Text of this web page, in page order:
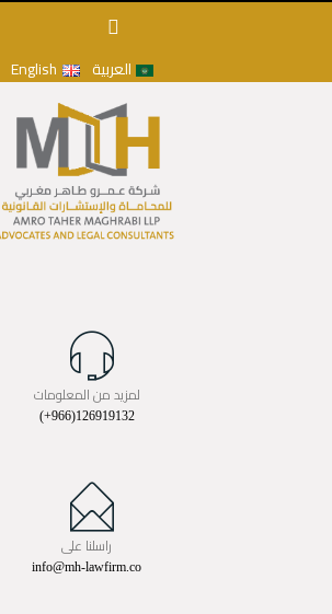
العربية English
لمزيد من المعلومات
(+966)126919132
راسلنا على
info@mh-lawfirm.co